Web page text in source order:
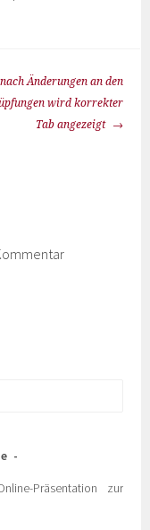
Änderungen an den
wird korrekter
Tab angezeigt
Präsentation zur